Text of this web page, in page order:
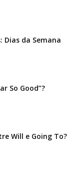
Dias da Semana
So Good”?
Will e Going To?